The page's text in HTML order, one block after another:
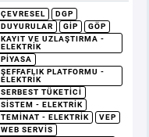
ÇEVRESEL
DGP
DUYURULAR
GİP
GÖP
KAYIT VE UZLAŞTIRMA -
ELEKTRIK
PIYASA
ŞEFFAFLIK PLATFORMU -
ELEKTRIK
SERBEST TÜKETICI
SISTEM - ELEKTRIK
TEMINAT - ELEKTRIK
VEP
WEB SERVIS